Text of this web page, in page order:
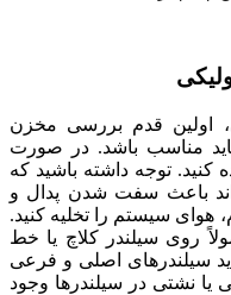
اولین قدم بررسی مخزن
مناسب باشد. در صورت
کنید. توجه داشته باشید که
باعث سفت شدن پدال و
سیستم را تخلیه کنید.
روی سیلندر کلاچ یا خط
سیلندرهای اصلی و فرعی
یا نشتی در سیلندرها وجود